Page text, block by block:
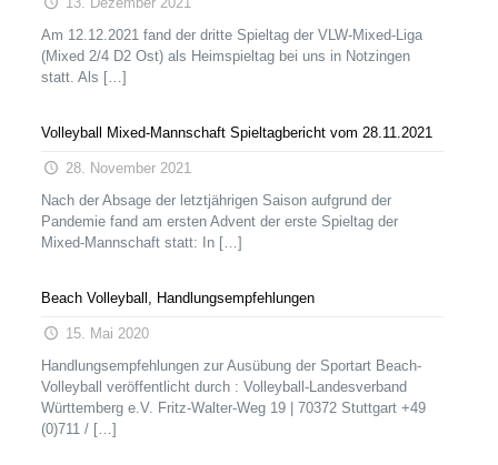
Am 12.12.2021 fand der dritte Spieltag der VLW-Mixed-Liga
(Mixed 2/4 D2 Ost) als Heimspieltag bei uns in Notzingen
statt. Als […]
Volleyball Mixed-Mannschaft Spieltagbericht vom 28.11.2021
28. November 2021
Nach der Absage der letztjährigen Saison aufgrund der
Pandemie fand am ersten Advent der erste Spieltag der
Mixed-Mannschaft statt: In[…]
Beach Volleyball, Handlungsempfehlungen
15. Mai 2020
Handlungsempfehlungen zur Ausübung der Sportart Beach-
Volleyball veröffentlicht durch : Volleyball-Landesverband
Württemberg e.V. Fritz-Walter-Weg 19 | 70372 Stuttgart +49
(0)711 /[…]